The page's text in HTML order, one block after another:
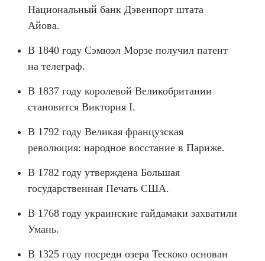
Национальный банк Дэвенпорт штата
Айова.
В 1840 году Сэмюэл Морзе получил патент
на телеграф.
В 1837 году королевой Великобритании
становится Виктория I.
В 1792 году Великая французская
революция: народное восстание в Париже.
В 1782 году утверждена Большая
государственная Печать США.
В 1768 году украинские гайдамаки захватили
Умань.
В 1325 году посреди озера Тескоко основан